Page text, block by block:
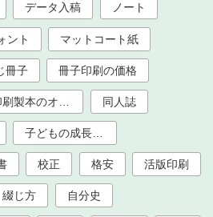
データ入稿 ノート
ント マットコート紙
冊子 冊子印刷の価格
同人誌
校正 格安 活版印刷
綴じ方 自分史